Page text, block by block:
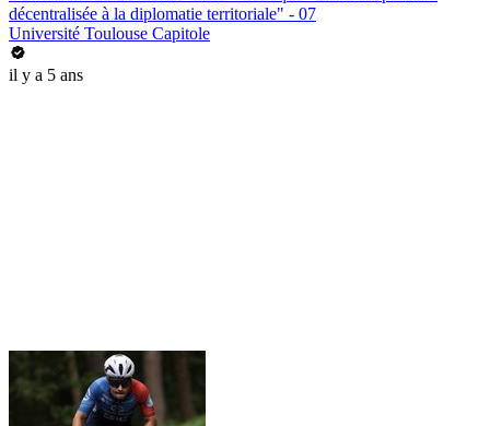
décentralisée à la diplomatie territoriale" - 07
Université Toulouse Capitole
il y a 5 ans